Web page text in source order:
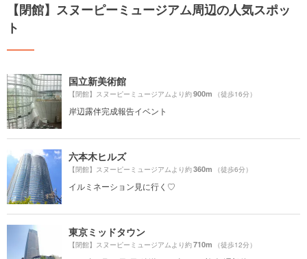
【閉館】スヌーピーミュージアム周辺の人気スポッ
ト
国立新美術館
【閉館】スヌーピーミュージアムより約900m （徒歩16分）
岸辺露伴完成報告イベント
六本木ヒルズ
【閉館】スヌーピーミュージアムより約360m （徒歩6分）
イルミネーション見に行く♡
東京ミッドタウン
【閉館】スヌーピーミュージアムより約710m （徒歩12分）